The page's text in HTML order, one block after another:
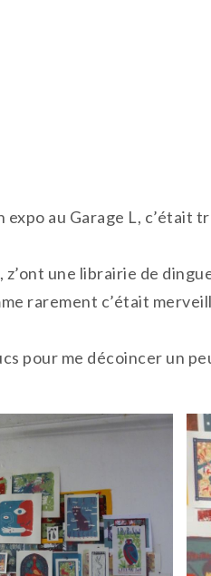
expo au Garage L, c’était
z’ont une librairie de
rarement c’était
pour me décoincer un